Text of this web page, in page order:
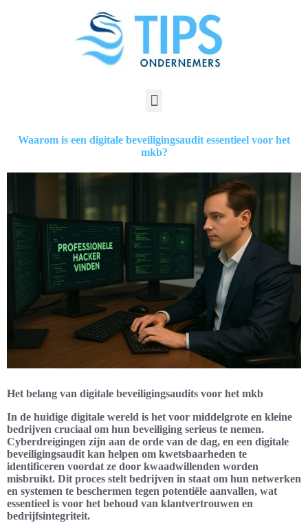
Waarom is een digitale beveiligingsaudit essentieel voor het
mkb?
Het belang van digitale beveiligingsaudits voor het mkb
In de huidige digitale wereld is het voor middelgrote en kleine
bedrijven cruciaal om hun beveiliging serieus te nemen.
Cyberdreigingen zijn aan de orde van de dag, en een digitale
beveiligingsaudit kan helpen om kwetsbaarheden te
identificeren voordat ze door kwaadwillenden worden
misbruikt. Dit proces stelt bedrijven in staat om hun netwerken
en systemen te beschermen tegen potentiële aanvallen, wat
essentieel is voor het behoud van klantvertrouwen en
bedrijfsintegriteit.